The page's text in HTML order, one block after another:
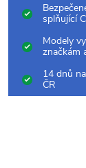
splňující
Modely
značkám
14 dnů
ČR